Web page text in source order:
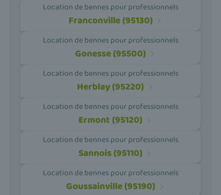
Location de bennes pour professionnels
Franconville (95130)
Location de bennes pour professionnels
Gonesse (95500)
Location de bennes pour professionnels
Herblay (95220)
Location de bennes pour professionnels
Ermont (95120)
Location de bennes pour professionnels
Sannois (95110)
Location de bennes pour professionnels
Goussainville (95190)